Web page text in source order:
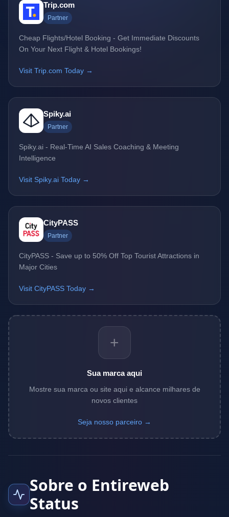
Trip.com
Partner
Cheap Flights/Hotel Booking - Get Immediate Discounts
On Your Next Flight & Hotel Bookings!
Visit Trip.com Today →
Spiky.ai
Partner
Spiky.ai - Real-Time AI Sales Coaching & Meeting
Intelligence
Visit Spiky.ai Today →
CityPASS
Partner
CityPASS - Save up to 50% Off Top Tourist Attractions in
Major Cities
Visit CityPASS Today →
+
Sua marca aqui
Mostre sua marca ou site aqui e alcance milhares de
novos clientes
Seja nosso parceiro →
Sobre o Entireweb
Status